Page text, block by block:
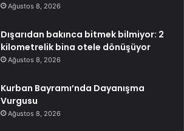
Ağustos 8, 2026
Dışarıdan bakınca bitmek bilmiyor: 2
kilometrelik bina otele dönüşüyor
Ağustos 8, 2026
Kurban Bayramı’nda Dayanışma
Vurgusu
Ağustos 8, 2026